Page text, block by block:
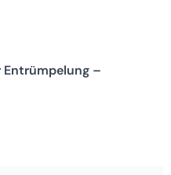
Entrümpelung –